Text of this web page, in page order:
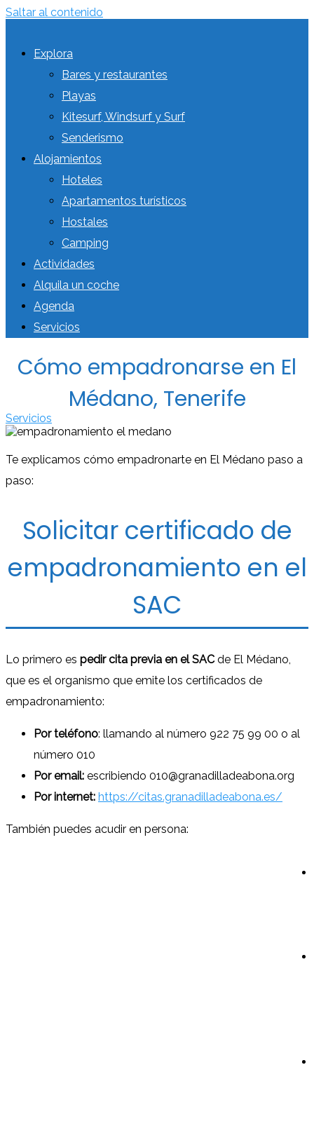
Saltar al contenido
Explora
Bares y restaurantes
Playas
Kitesurf, Windsurf y Surf
Senderismo
Alojamientos
Hoteles
Apartamentos turísticos
Hostales
Camping
Actividades
Alquila un coche
Agenda
Servicios
Cómo empadronarse en El
Médano, Tenerife
Servicios
Te explicamos cómo empadronarte en El Médano paso a
paso:
Solicitar certificado de
empadronamiento en el
SAC
Lo primero es pedir cita previa en el SACde El Médano,
que es el organismo que emite los certificados de
empadronamiento:
Por teléfono: llamando al número 922 75 99 00 o al
número 010
Por email: escribiendo 010@granadilladeabona.org
Por internet: https://citas.granadilladeabona.es/
También puedes acudir en persona: